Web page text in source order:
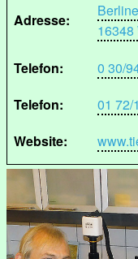
Adresse:
16348
Telefon:
0 30/
Telefon:
01 72/
Website: